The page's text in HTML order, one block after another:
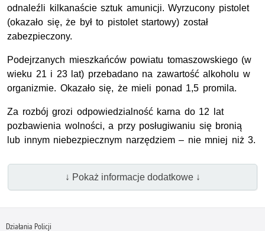
odnaleźli kilkanaście sztuk amunicji. Wyrzucony pistolet
(okazało się, że był to pistolet startowy) został
zabezpieczony.
Podejrzanych mieszkańców powiatu tomaszowskiego (w
wieku 21 i 23 lat) przebadano na zawartość alkoholu w
organizmie. Okazało się, że mieli ponad 1,5 promila.
Za rozbój grozi odpowiedzialność karna do 12 lat
pozbawienia wolności, a przy posługiwaniu się bronią
lub innym niebezpiecznym narzędziem – nie mniej niż 3.
↓ Pokaż informacje dodatkowe ↓
Działania Policji